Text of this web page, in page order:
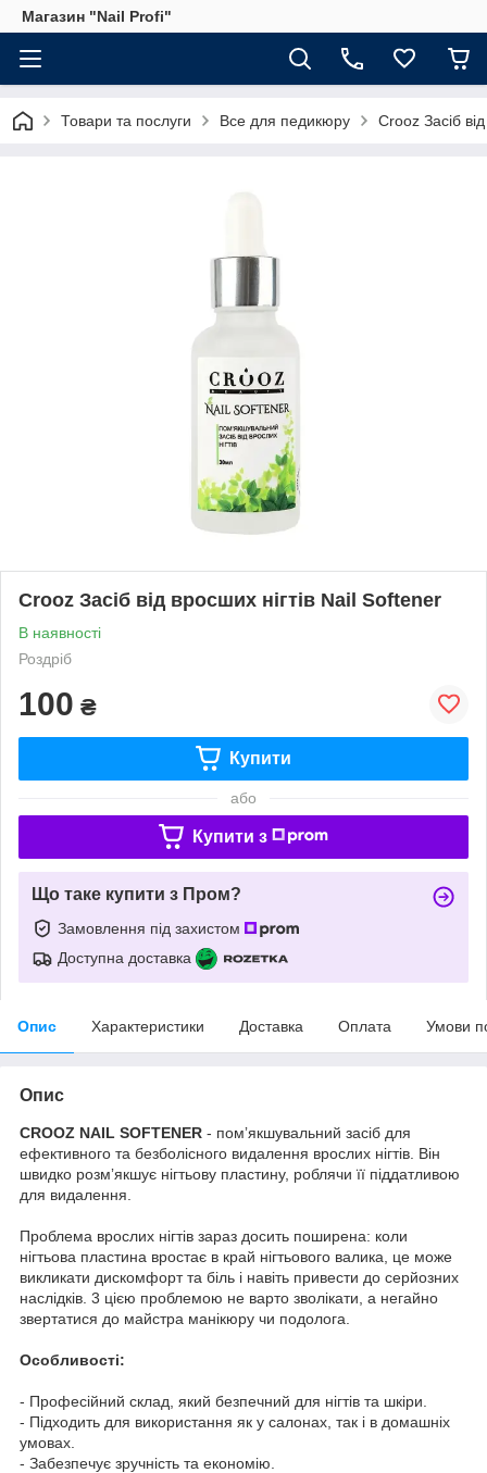
Магазин "Nail Profi"
Товари та послуги Все для педикюру Crooz Засіб
Crooz Засіб від вросших нігтів Nail Softener
В наявності
Роздріб
100 ₴
Купити
або
Купити з
Що таке купити з Пром?
Замовлення під захистом
Доступна доставка
Опис Характеристики Доставка Оплата Умови
Опис
CROOZ NAIL SOFTENER - помʼякшувальний засіб для
ефективного та безболісного видалення врослих нігтів. Він
швидко розмʼякшує нігтьову пластину, роблячи її піддатливою
для видалення.
Проблема врослих нігтів зараз досить поширена: коли
нігтьова пластина вростає в край нігтьового валика, це може
викликати дискомфорт та біль і навіть привести до серйозних
наслідків. 3 цією проблемою не варто зволікати, а негайно
звертатися до майстра манікюру чи подолога.
Особливості:
- Професійний склад, який безпечний для нігтів та шкіри.
- Підходить для використання як у салонах, так і в домашніх
умовах.
- Забезпечує зручність та економію.